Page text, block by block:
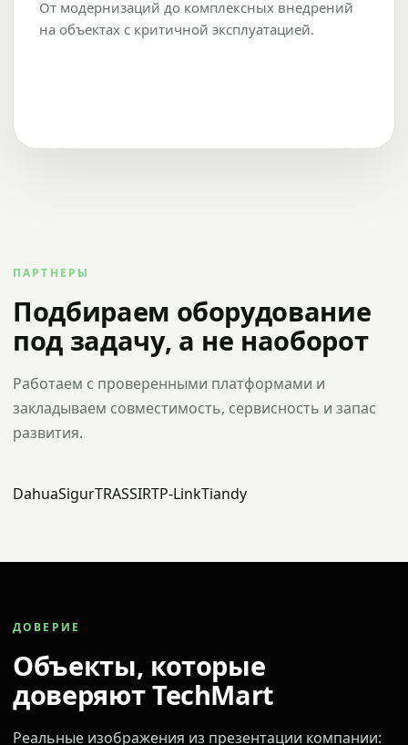
От модернизаций до комплексных внедрений
на объектах с критичной эксплуатацией.
ПАРТНЕРЫ
Подбираем оборудование
под задачу, а не наоборот
Работаем с проверенными платформами и
закладываем совместимость, сервисность и запас
развития.
DahuaSigurTRASSIRTP-LinkTiandy
ДОВЕРИЕ
Объекты, которые
доверяют TechMart
Реальные изображения из презентации компании: